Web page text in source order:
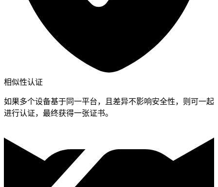
相似性认证
如果多个设备基于同一平台，且差异不影响安全性，则可一起
进行认证，最终获得一张证书。